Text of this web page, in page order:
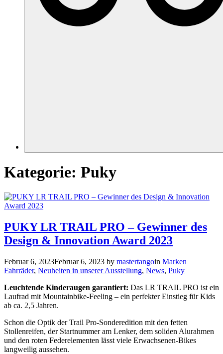
Kategorie: Puky
PUKY LR TRAIL PRO – Gewinner des
Design & Innovation Award 2023
Februar 6, 2023Februar 6, 2023 by mastertangoin Marken
Fahrräder, Neuheiten in unserer Ausstellung, News, Puky
Leuchtende Kinderaugen garantiert: Das LR TRAIL PRO ist ein
Laufrad mit Mountainbike-Feeling – ein perfekter Einstieg für Kids
ab ca. 2,5 Jahren.
Schon die Optik der Trail Pro-Sonderedition mit den fetten
Stollenreifen, der Startnummer am Lenker, dem soliden Alurahmen
und den roten Federelementen lässt viele Erwachsenen-Bikes
langweilig aussehen.